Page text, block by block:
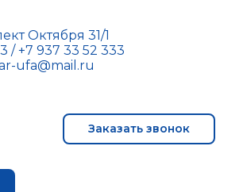
Октября 31/1
/+7 937 33 52 333
ufa@mail.ru
Заказать звонок